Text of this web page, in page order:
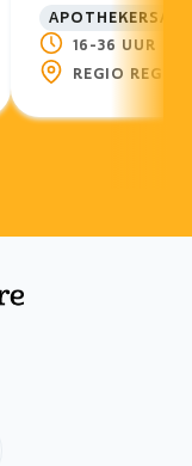
Healthcare werk je
opdrachten, terwijl
16-36 UUR
REGIO REGIO